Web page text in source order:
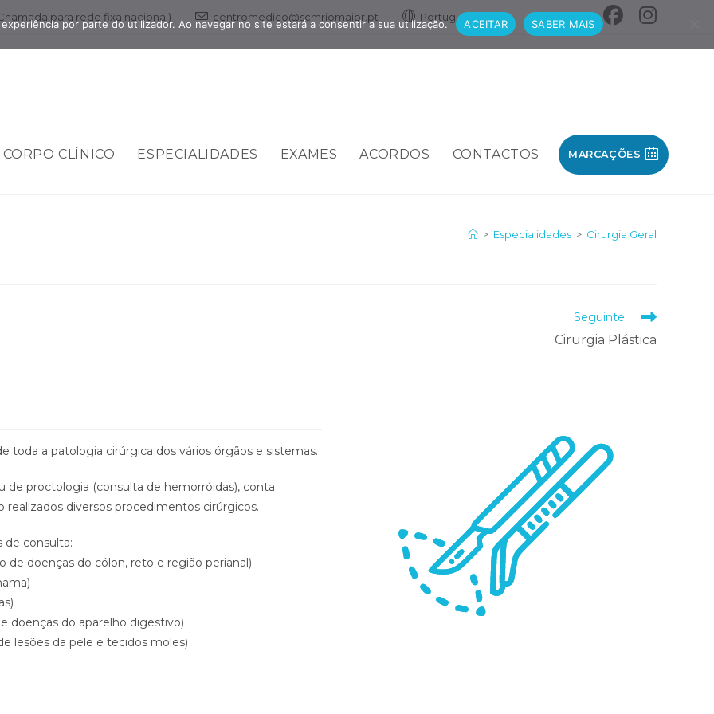
para rede fixa nacional) centromedico@scmriomaior.pt Português
CORPO CLÍNICO ESPECIALIDADES EXAMES ACORDOS CONTACTOS MARCAÇÕES
> Especialidades > Cirurgia Geral
Seguinte
Cirurgia Plástica
toda a patologia cirúrgica dos vários órgãos e sistemas.
de proctologia (consulta de hemorróidas), conta
diversos procedimentos cirúrgicos.
de consulta:
doenças do cólon, reto e região perianal)
doenças do aparelho digestivo)
lesões da pele e tecidos moles)
por parte do utilizador. Ao navegar no site estará a consentir a sua utilização. ACEITAR SABER MAIS